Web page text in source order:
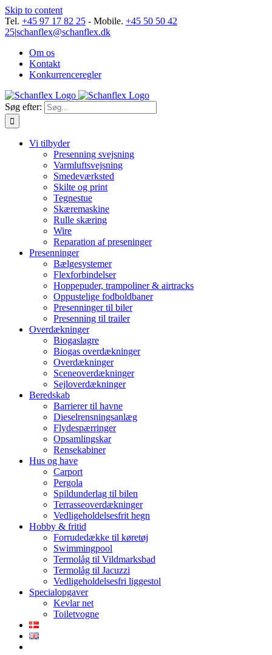
Skip to content
Tel. +45 97 17 82 25 - Mobile. +45 50 50 42
25|schanflex@schanflex.dk
Om os
Kontakt
Konkurrenceregler
Søg efter:
Vi tilbyder
Presenning svejsning
Varmluftsvejsning
Smedeværksted
Skilte og print
Tegnestue
Skæremaskine
Rulle skæring
Wire
Reparation af preseninger
Presenninger
Bælgesystemer
Flexforbindelser
Hoppepuder, trampoliner & airtracks
Oppustelige fodboldbaner
Presenninger til biler
Presenning til trailer
Overdækninger
Biogaslagre
Biogas overdækninger
Overdækninger
Sceneoverdækninger
Sejloverdækninger
Beredskab
Barrierer til havne
Dieselrensningsanlæg
Flydespærringer
Opsamlingskar
Rensekabiner
Hus og have
Carport
Pergola
Spildunderlag til bilen
Terrasseoverdækninger
Vedligeholdelsesfrit hegn
Hobby & fritid
Forrudedække til køretøj
Swimmingpool
Termolåg til Vildmarksbad
Termolåg til Jacuzzi
Vedligeholdelsesfri liggestol
Specialopgaver
Kevlar net
Toiletvogne